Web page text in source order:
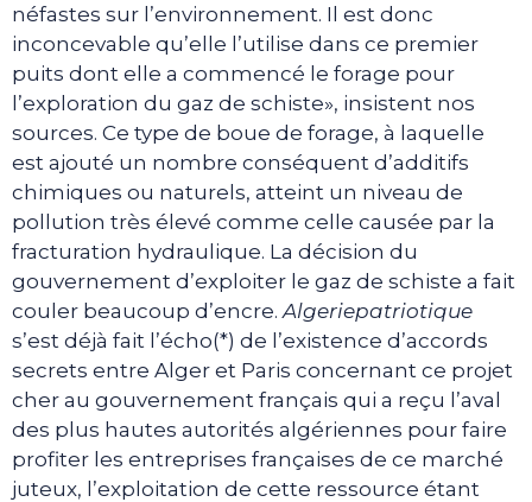
néfastes sur l’environnement. Il est donc
inconcevable qu’elle l’utilise dans ce premier
puits dont elle a commencé le forage pour
l’exploration du gaz de schiste», insistent nos
sources. Ce type de boue de forage, à laquelle
est ajouté un nombre conséquent d’additifs
chimiques ou naturels, atteint un niveau de
pollution très élevé comme celle causée par la
fracturation hydraulique. La décision du
gouvernement d’exploiter le gaz de schiste a fait
couler beaucoup d’encre. Algeriepatriotique
s’est déjà fait l’écho(*) de l’existence d’accords
secrets entre Alger et Paris concernant ce projet
cher au gouvernement français qui a reçu l’aval
des plus hautes autorités algériennes pour faire
profiter les entreprises françaises de ce marché
juteux, l’exploitation de cette ressource étant